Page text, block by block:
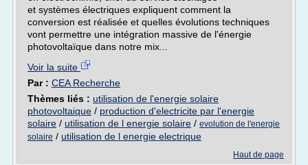
et systèmes électriques expliquent comment la
conversion est réalisée et quelles évolutions techniques
vont permettre une intégration massive de l'énergie
photovoltaïque dans notre mix...
Voir la suite
Par : CEA Recherche
Thèmes liés : utilisation de l'energie solaire
photovoltaique / production d'electricite par l'energie
solaire / utilisation de l energie solaire / evolution de l'energie
solaire / utilisation de l energie electrique
Haut de page